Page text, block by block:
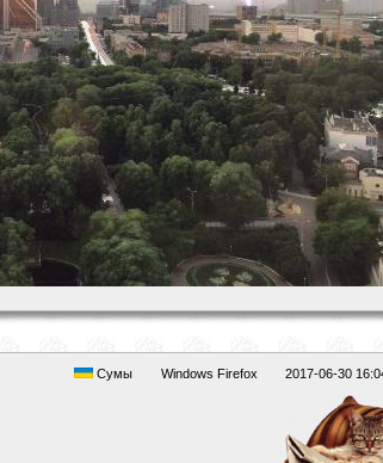
2017-06-30
Windows Firefox
Сумы